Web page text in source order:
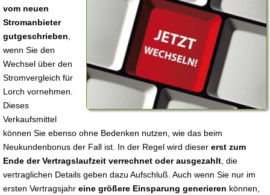
vom neuen
Stromanbieter
gutgeschrieben
wenn Sie den
Wechsel über den
Stromvergleich für
Lorch vornehmen.
Dieses
Verkaufsmittel
können Sie ebenso ohne Bedenken nutzen, wie das beim
Neukundenbonus der Fall ist. In der Regel wird dieser erst zum
Ende der Vertragslaufzeit verrechnet oder ausgezahlt , die
vertraglichen Details geben dazu Aufschluß. Auch wenn Sie nur im
ersten Vertragsjahr eine größere Einsparung generieren können,